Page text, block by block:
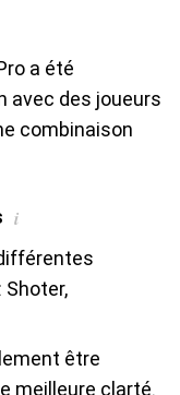
a été
avec des joueurs
combinaison
i
être
meilleure clarté.